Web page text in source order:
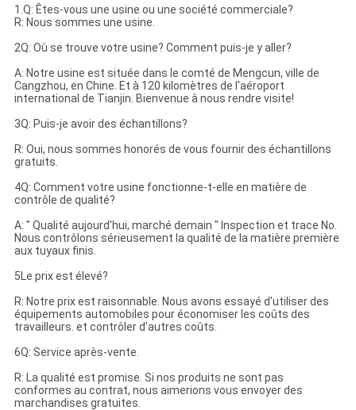
1.Q: Êtes-vous une usine ou une société commerciale?
R: Nous sommes une usine.
2Q: Où se trouve votre usine? Comment puis-je y aller?
A: Notre usine est située dans le comté de Mengcun, ville de
Cangzhou, en Chine. Et à 120 kilomètres de l'aéroport
international de Tianjin. Bienvenue à nous rendre visite!
3Q: Puis-je avoir des échantillons?
R: Oui, nous sommes honorés de vous fournir des échantillons
gratuits.
4Q: Comment votre usine fonctionne-t-elle en matière de
contrôle de qualité?
A: " Qualité aujourd'hui, marché demain " Inspection et trace No.
Nous contrôlons sérieusement la qualité de la matière première
aux tuyaux finis.
5Le prix est élevé?
R: Notre prix est raisonnable. Nous avons essayé d'utiliser des
équipements automobiles pour économiser les coûts des
travailleurs. et contrôler d'autres coûts.
6Q: Service après-vente.
R: La qualité est promise. Si nos produits ne sont pas
conformes au contrat, nous aimerions vous envoyer des
marchandises gratuites.